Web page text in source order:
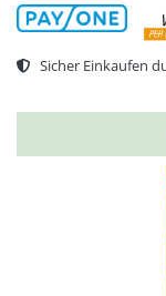
Sicher Einkaufen